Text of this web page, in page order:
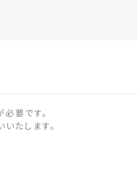
必要です。
たします。